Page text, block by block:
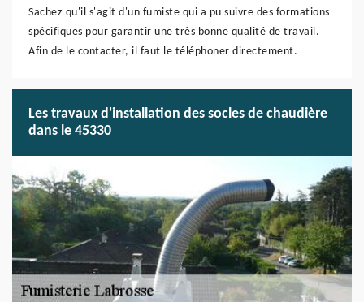
Sachez qu'il s'agit d'un fumiste qui a pu suivre des formations
spécifiques pour garantir une très bonne qualité de travail.
Afin de le contacter, il faut le téléphoner directement.
Les travaux d'installation des socles de chaudière
dans le 45330